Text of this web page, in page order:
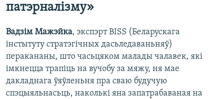
патэрналізму»
Вадзім Мажэйка, экспэрт BISS (Беларускага
інстытуту стратэгічных дасьледаваньняў)
перакананы, што часьцяком малады чалавек, які
імкнецца трапіць на вучобу за мяжу, ня мае
дакладнага ўяўленьня пра сваю будучую
спэцыяльнасьць, наколькі яна запатрабаваная на